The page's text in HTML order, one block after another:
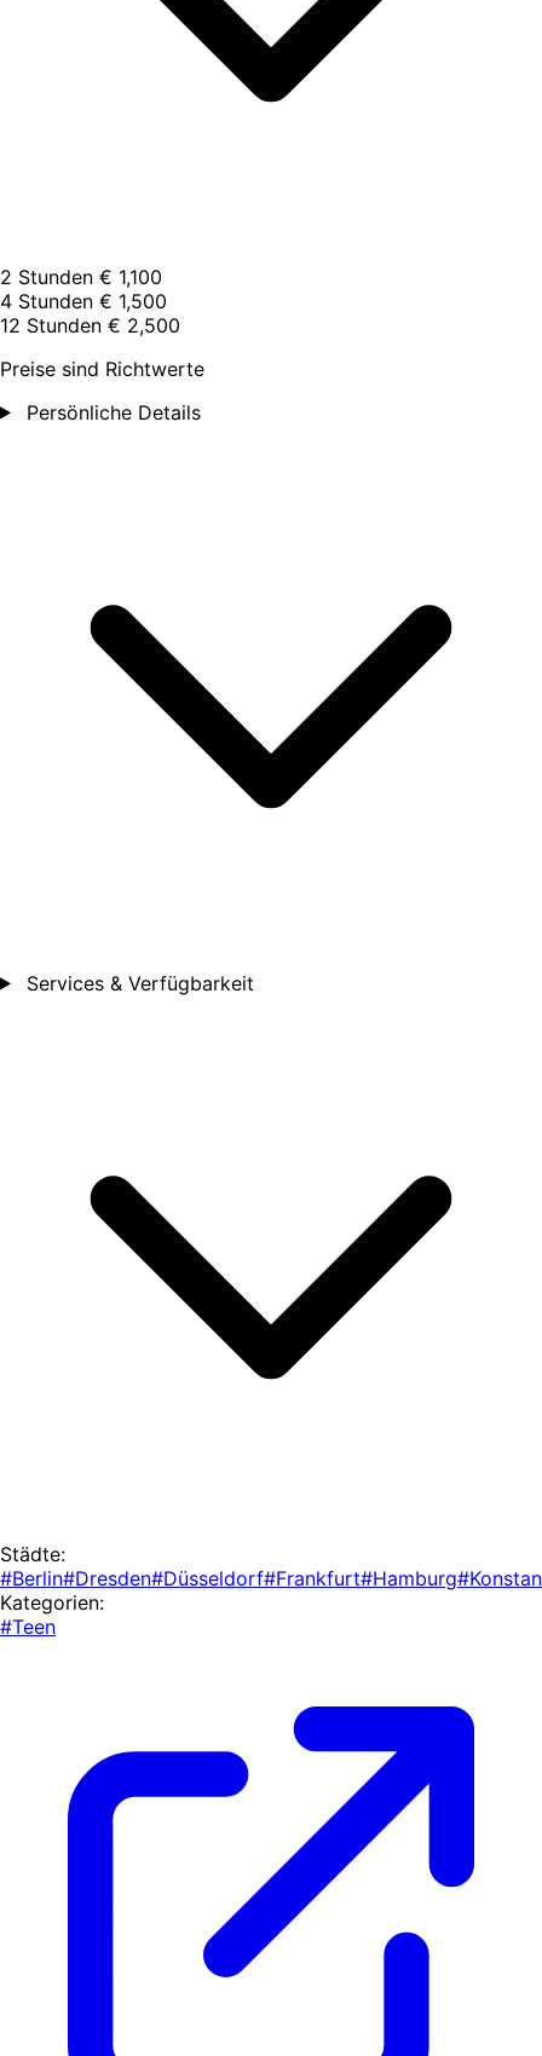
2 Stunden € 1,100
4 Stunden € 1,500
12 Stunden € 2,500
Preise sind Richtwerte
Persönliche Details
Services & Verfügbarkeit
Städte:
#Berlin#Dresden#Düsseldorf#Frankfurt#Hamburg
Kategorien:
#Teen